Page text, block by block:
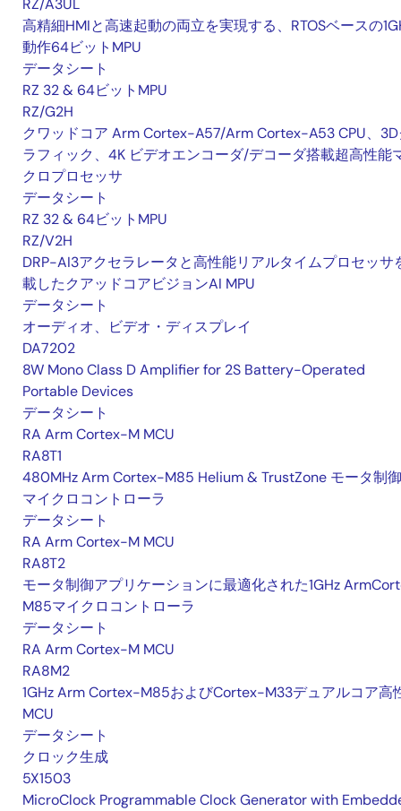
RZ/A3UL
高精細HMIと高速起動の両立を実現する、RTOSベースの
動作64ビットMPU
データシート
RZ 32 & 64ビットMPU
RZ/G2H
クワッドコア Arm Cortex-A57/Arm Cortex-A53 CPU、
ラフィック、4K ビデオエンコーダ/デコーダ搭載超高性能
クロプロセッサ
データシート
RZ 32 & 64ビットMPU
RZ/V2H
DRP-AI3アクセラレータと高性能リアルタイムプロセッサ
載したクアッドコアビジョンAI MPU
データシート
オーディオ、ビデオ・ディスプレイ
DA7202
8W Mono Class D Amplifier for 2S Battery-Operated
Portable Devices
データシート
RA Arm Cortex-M MCU
RA8T1
480MHz Arm Cortex-M85 Helium & TrustZone モータ制
マイクロコントローラ
データシート
RA Arm Cortex-M MCU
RA8T2
モータ制御アプリケーションに最適化された1GHz
M85マイクロコントローラ
データシート
RA Arm Cortex-M MCU
RA8M2
1GHz Arm Cortex-M85およびCortex-M33デュアルコア高
MCU
データシート
クロック生成
5X1503
MicroClock Programmable Clock Generator with